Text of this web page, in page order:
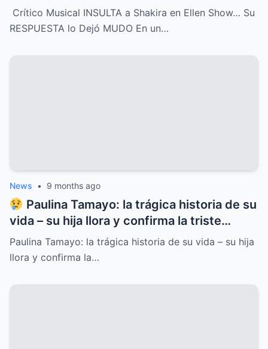
Show, pero la respuesta de la cantante fue
tan contundente y brillante que dejó al
Crítico Musical INSULTA a Shakira en Ellen Show… Su
RESPUESTA lo Dejó MUDO En un…
News • 9 months ago
Paulina Tamayo: la trágica historia de su
vida – su hija llora y confirma la triste
noticia
Paulina Tamayo: la trágica historia de su vida – su hija
llora y confirma la…